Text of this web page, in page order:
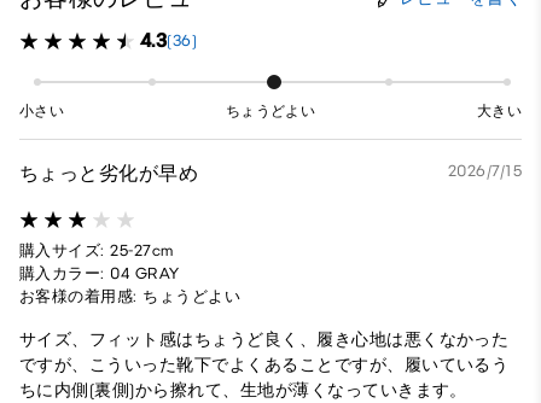
4.3(36)
小さい ちょうどよい 大きい
ちょっと劣化が早め 2026/7/15
購入サイズ: 25-27cm
購入カラー: 04 GRAY
お客様の着用感: ちょうどよい
サイズ、フィット感はちょうど良く、履き心地は悪くなかった
ですが、こういった靴下でよくあることですが、履いているう
ちに内側(裏側)から擦れて、生地が薄くなっていきます。